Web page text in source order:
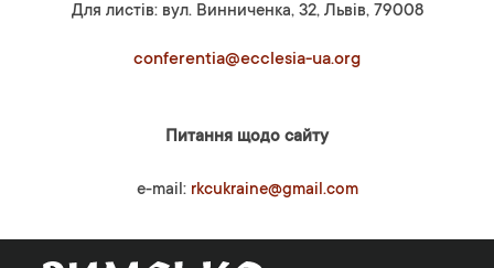
Для листів: вул. Винниченка, 32, Львів, 79008
conferentia@ecclesia-ua.org
Питання щодо сайту
e-mail: rkcukraine@gmail.com